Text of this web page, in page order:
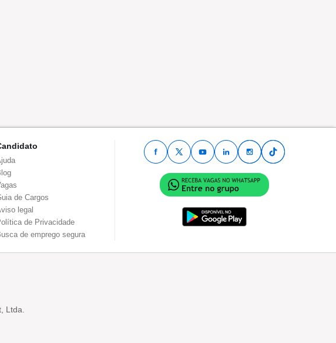
de Cargos
legal
de Privacidade
de emprego segura
Ltda.